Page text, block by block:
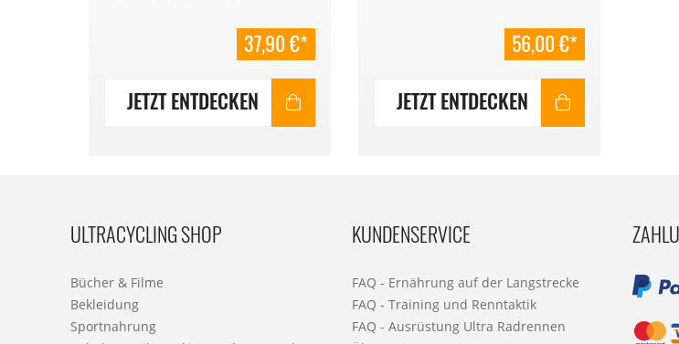
37,90 €*
JETZT ENTDECKEN
56,00 €*
JETZT ENTDECKEN
ULTRACYCLING SHOP
Bücher & Filme
Bekleidung
Sportnahrung
KUNDENSERVICE
FAQ - Ernährung auf der Langstrecke
FAQ - Training und Renntaktik
FAQ - Ausrüstung Ultra Radrennen